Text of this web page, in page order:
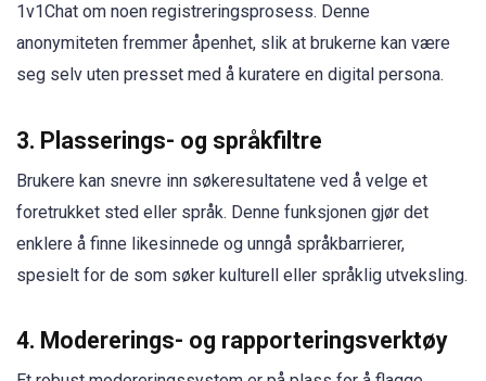
1v1Chat om noen registreringsprosess. Denne
anonymiteten fremmer åpenhet, slik at brukerne kan være
seg selv uten presset med å kuratere en digital persona.
3. Plasserings- og språkfiltre
Brukere kan snevre inn søkeresultatene ved å velge et
foretrukket sted eller språk. Denne funksjonen gjør det
enklere å finne likesinnede og unngå språkbarrierer,
spesielt for de som søker kulturell eller språklig utveksling.
4. Modererings- og rapporteringsverktøy